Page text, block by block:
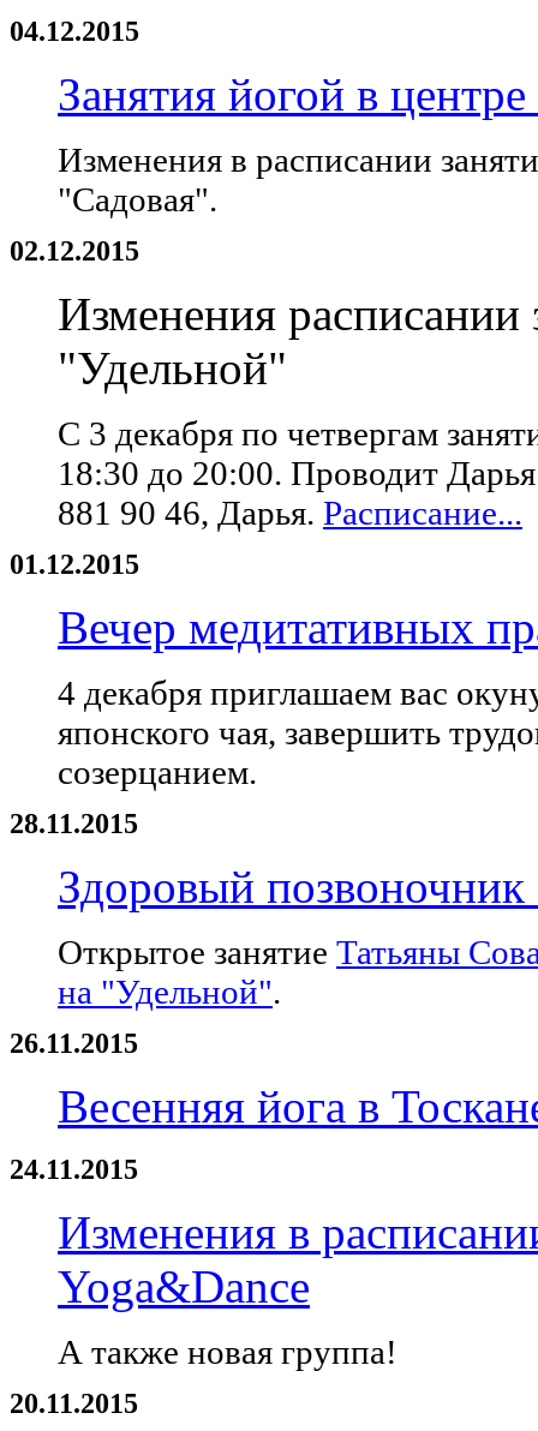
04.12.2015
Занятия йогой в
Изменения в расписании
"Садовая".
02.12.2015
Изменения
"Удельной"
С 3 декабря по четвергам
18:30 до 20:00. Проводит
881 90 46‬, Дарья. Расписание...
01.12.2015
Вечер медитативных
4 декабря приглашаем вас
японского чая, завершить
созерцанием.
28.11.2015
Здоровый
Открытое занятие Татьяны
на "Удельной".
26.11.2015
Весенняя йога в
24.11.2015
Изменения в
Yoga&Dance
А также новая группа!
20.11.2015